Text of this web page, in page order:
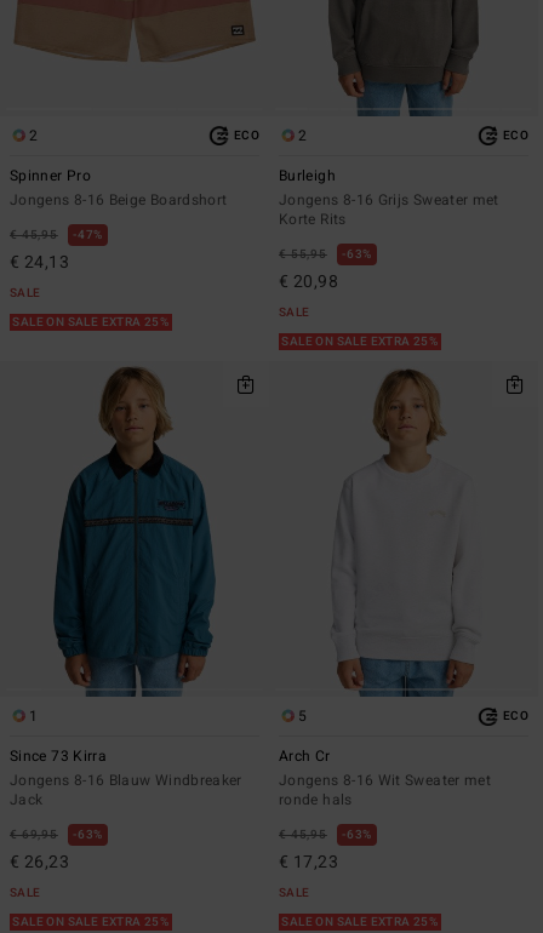
2 ECO
Spinner Pro
Jongens 8-16 Beige Boardshort
€ 45,95 47%
€ 24,13
SALE
SALE ON SALE EXTRA 25%
2 ECO
Burleigh
Jongens 8-16 Grijs Sweater met
Korte Rits
€ 55,95 63%
€ 20,98
SALE
SALE ON SALE EXTRA 25%
1
Since 73 Kirra
Jongens 8-16 Blauw Windbreaker
Jack
€ 69,95 63%
€ 26,23
SALE
SALE ON SALE EXTRA 25%
5 ECO
Arch Cr
Jongens 8-16 Wit Sweater met
ronde hals
€ 45,95 63%
€ 17,23
SALE
SALE ON SALE EXTRA 25%